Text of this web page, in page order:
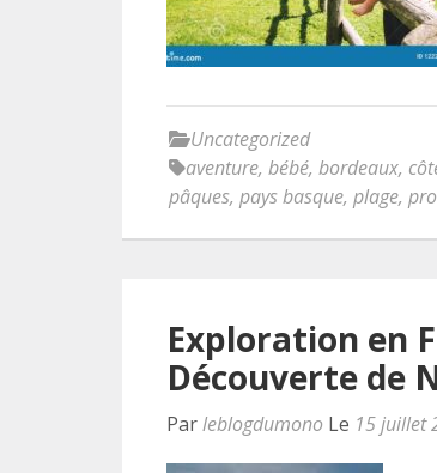
Uncategorized
aventure, bébé, bordeaux,
pâques, pays basque, plage,
Exploration en
Découverte de
Parleblogdumono Le 15 juillet